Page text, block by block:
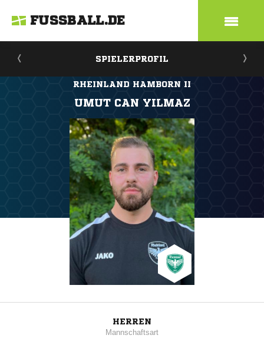
FUSSBALL.DE
SPIELERPROFIL
RHEINLAND HAMBORN II
UMUT CAN YILMAZ
HERREN
Mannschaftsart